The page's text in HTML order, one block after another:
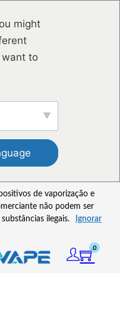
might
want to
de vaporização e
não podem ser
ilegais.
Ignorar
0